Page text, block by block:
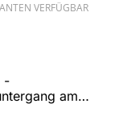
VERFÜGBAR
-
am